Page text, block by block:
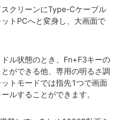
クリーンにType-Cケーブル
トPCへと変身し、大画面で
ル状態のとき、Fn+F3キーの
ができる他、専用の明るさ調
トモードでは指先1つで画面
ルすることができます。